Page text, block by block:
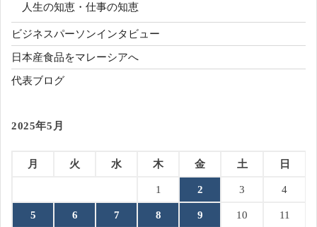
人生の知恵・仕事の知恵
ビジネスパーソンインタビュー
日本産食品をマレーシアへ
代表ブログ
2025年5月
月 火 水 木 金 土 日
1 2 3 4
5 6 7 8 9 10 11